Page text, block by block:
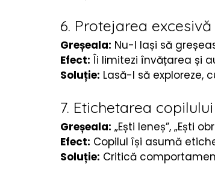
6. Protejarea excesivă
Greșeala: Nu-l lași să
Efect: Îi limitezi învățarea și
Soluție: Lasă-l să exploreze,
7. Etichetarea copilului
Greșeala: „Ești leneș”, „Ești
Efect: Copilul își asumă
Soluție: Critică